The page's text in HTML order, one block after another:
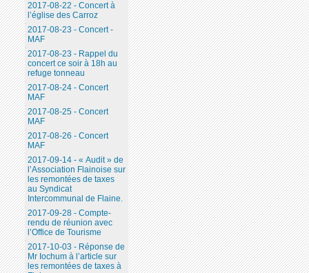
2017-08-22 - Concert à
l’église des Carroz
2017-08-23 - Concert -
MAF
2017-08-23 - Rappel du
concert ce soir à 18h au
refuge tonneau
2017-08-24 - Concert
MAF
2017-08-25 - Concert
MAF
2017-08-26 - Concert
MAF
2017-09-14 - « Audit » de
l’Association Flainoise sur
les remontées de taxes
au Syndicat
Intercommunal de Flaine.
2017-09-28 - Compte-
rendu de réunion avec
l’Office de Tourisme
2017-10-03 - Réponse de
Mr Iochum à l’article sur
les remontées de taxes à